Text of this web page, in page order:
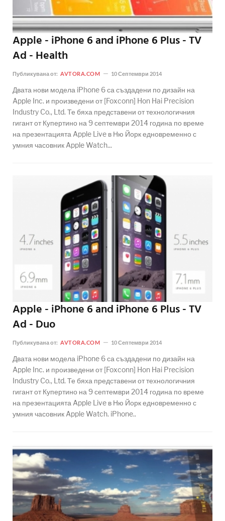
Apple - iPhone 6 and iPhone 6 Plus - TV
Ad - Health
Публикувана от: AVTORA.COM 10 Септември 2014
Двата нови модела iPhone 6 са създадени по дизайн на
Apple Inc. и произведени от [Foxconn] Hon Hai Precision
Industry Co., Ltd. Те бяха представени от технологичния
гигант от Купертино на 9 септември 2014 година по време
на презентацията Apple Live в Ню Йорк едновременно с
умния часовник Apple Watch...
Apple - iPhone 6 and iPhone 6 Plus - TV
Ad - Duo
Публикувана от: AVTORA.COM 10 Септември 2014
Двата нови модела iPhone 6 са създадени по дизайн на
Apple Inc. и произведени от [Foxconn] Hon Hai Precision
Industry Co., Ltd. Те бяха представени от технологичния
гигант от Купертино на 9 септември 2014 година по време
на презентацията Apple Live в Ню Йорк едновременно с
умния часовник Apple Watch. iPhone..